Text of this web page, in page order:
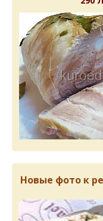
Новые фото к